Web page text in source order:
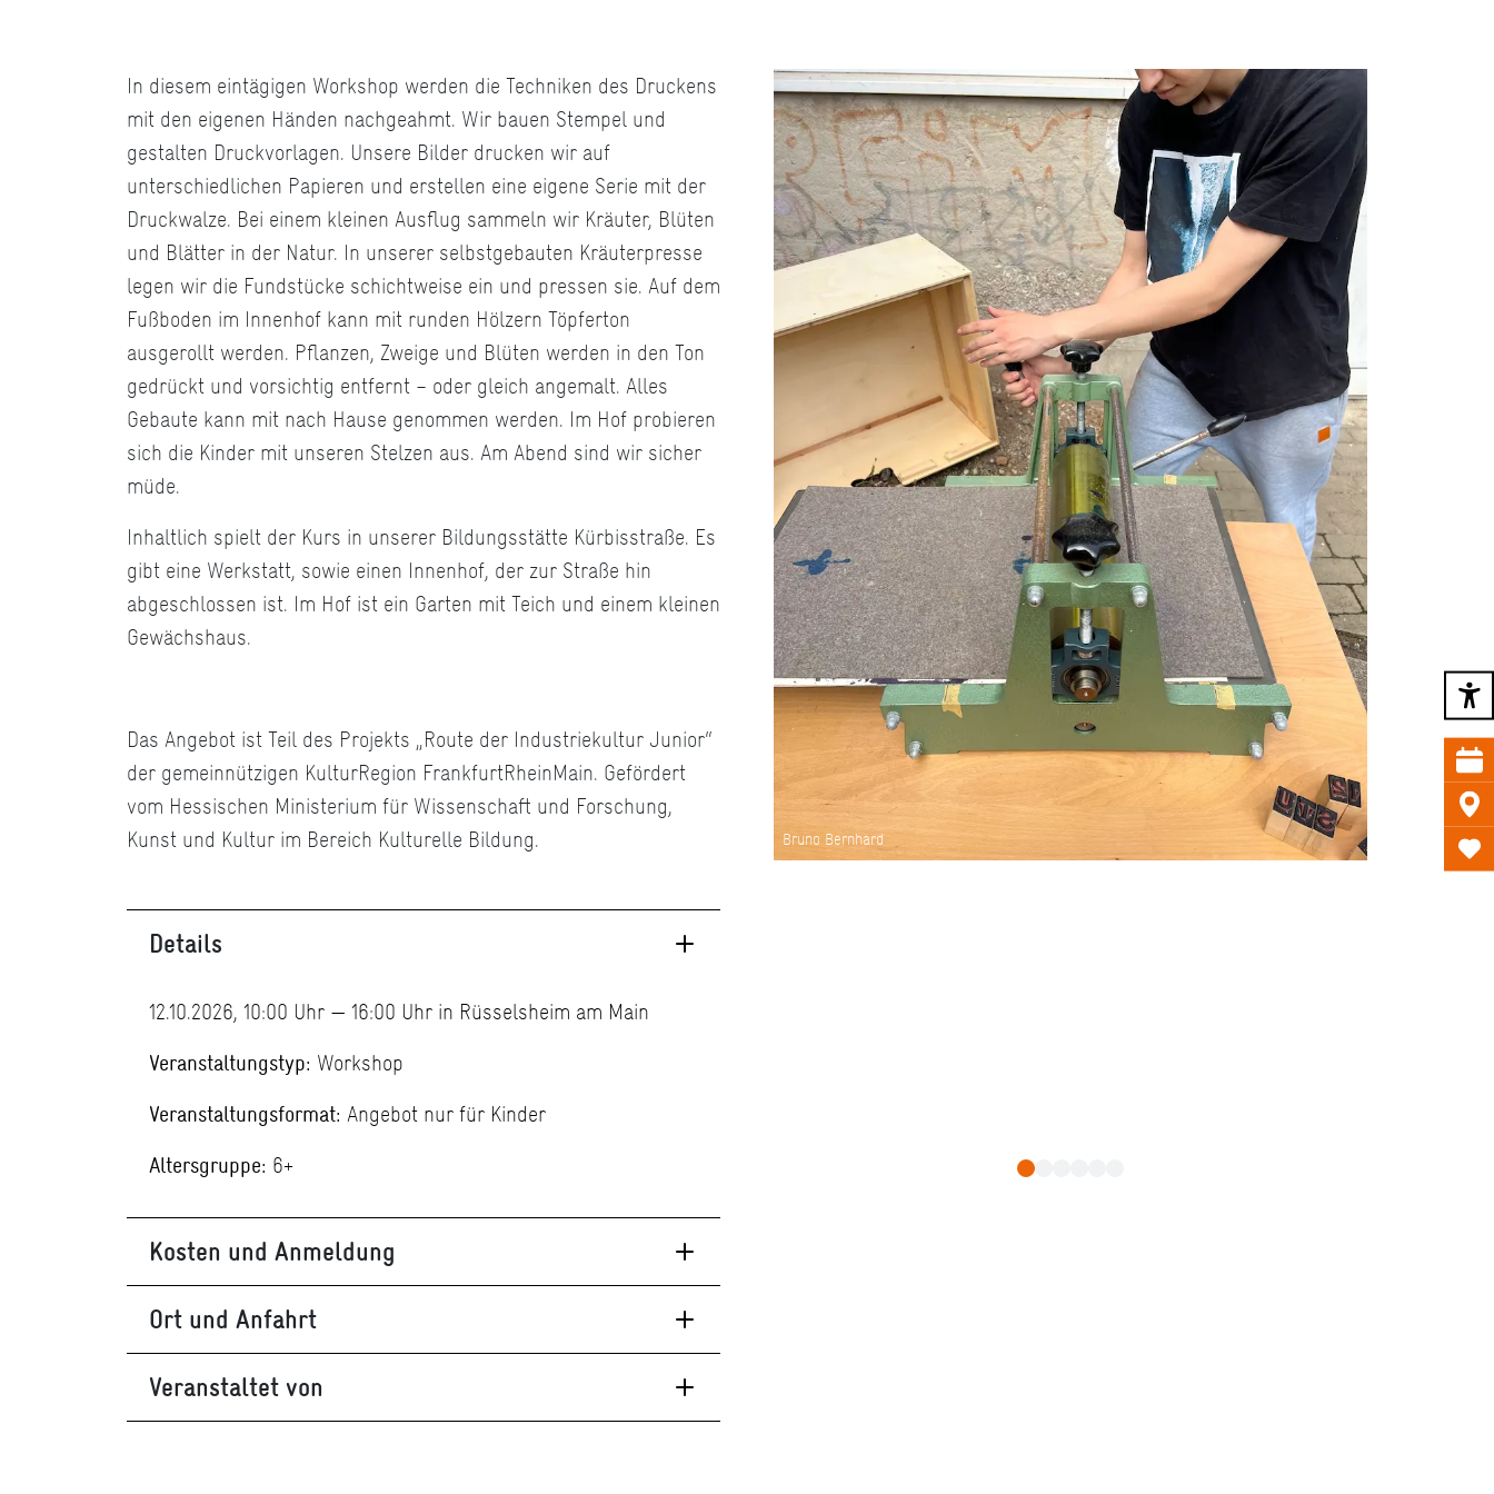
In diesem eintägigen Workshop werden die Techniken des Druckens
mit den eigenen Händen nachgeahmt. Wir bauen Stempel und
gestalten Druckvorlagen. Unsere Bilder drucken wir auf
unterschiedlichen Papieren und erstellen eine eigene Serie mit der
Druckwalze. Bei einem kleinen Ausflug sammeln wir Kräuter, Blüten
und Blätter in der Natur. In unserer selbstgebauten Kräuterpresse
legen wir die Fundstücke schichtweise ein und pressen sie. Auf dem
Fußboden im Innenhof kann mit runden Hölzern Töpferton
ausgerollt werden. Pflanzen, Zweige und Blüten werden in den Ton
gedrückt und vorsichtig entfernt – oder gleich angemalt. Alles
Gebaute kann mit nach Hause genommen werden. Im Hof probieren
sich die Kinder mit unseren Stelzen aus. Am Abend sind wir sicher
müde.
Inhaltlich spielt der Kurs in unserer Bildungsstätte Kürbisstraße. Es
gibt eine Werkstatt, sowie einen Innenhof, der zur Straße hin
abgeschlossen ist. Im Hof ist ein Garten mit Teich und einem kleinen
Gewächshaus.
Das Angebot ist Teil des Projekts „Route der Industriekultur Junior“
der gemeinnützigen KulturRegion FrankfurtRheinMain. Gefördert
vom Hessischen Ministerium für Wissenschaft und Forschung,
Kunst und Kultur im Bereich Kulturelle Bildung.
Details
12.10.2026, 10:00 Uhr — 16:00 Uhr in Rüsselsheim am Main
Veranstaltungstyp: Workshop
Veranstaltungsformat: Angebot nur für Kinder
Altersgruppe: 6+
Kosten und Anmeldung
Ort und Anfahrt
Veranstaltet von
Bruno Bernhard Bruno Bernhard